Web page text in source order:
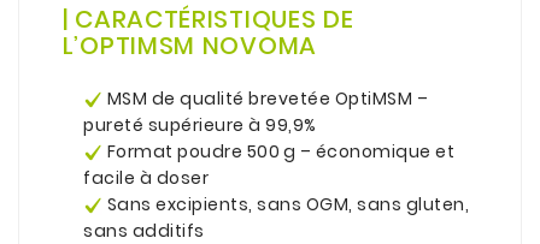
| CARACTÉRISTIQUES DE
L’OPTIMSM NOVOMA
MSM de qualité brevetée OptiMSM –
pureté supérieure à 99,9%
Format poudre 500 g – économique et
facile à doser
Sans excipients, sans OGM, sans gluten,
sans additifs